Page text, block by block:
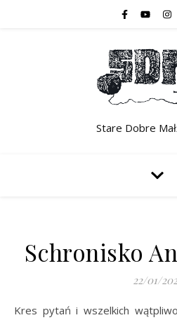
Stare Dobre
Schronisko
22/01/
Kres pytań i wszelkich wątpliwości Nas Wszystkich. Oto